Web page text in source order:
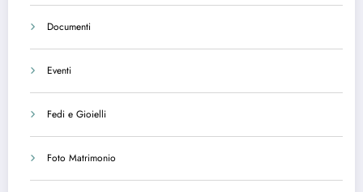
Documenti
Eventi
Fedi e Gioielli
Foto Matrimonio